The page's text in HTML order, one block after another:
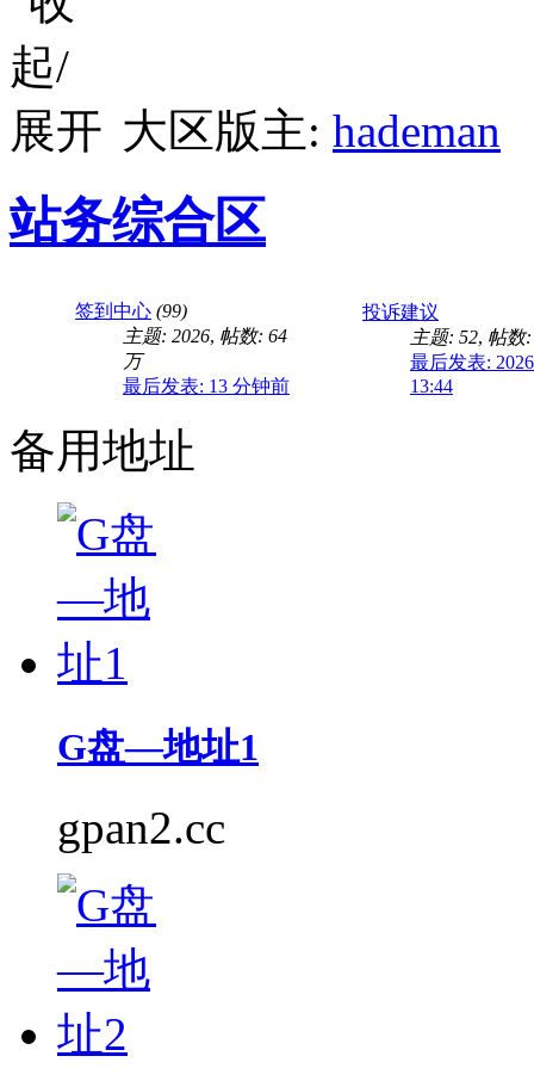
大区版主: hademan
站务综合区
签到中心 (99)
主题: 2026, 帖数: 64
万
最后发表: 13 分钟前
投诉建议
主题: 52, 帖数:
最后发表:
13:44
备用地址
G盘—地址1
gpan2.cc